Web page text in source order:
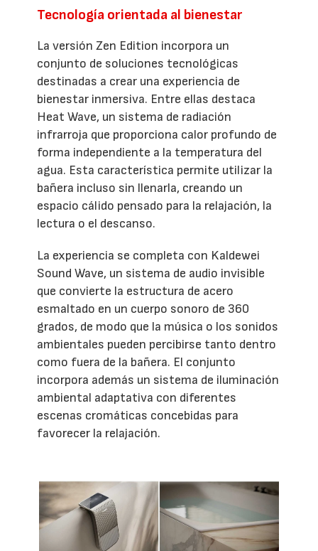
Tecnología orientada al bienestar
La versión Zen Edition incorpora un
conjunto de soluciones tecnológicas
destinadas a crear una experiencia de
bienestar inmersiva. Entre ellas destaca
Heat Wave, un sistema de radiación
infrarroja que proporciona calor profundo de
forma independiente a la temperatura del
agua. Esta característica permite utilizar la
bañera incluso sin llenarla, creando un
espacio cálido pensado para la relajación, la
lectura o el descanso.
La experiencia se completa con Kaldewei
Sound Wave, un sistema de audio invisible
que convierte la estructura de acero
esmaltado en un cuerpo sonoro de 360
grados, de modo que la música o los sonidos
ambientales pueden percibirse tanto dentro
como fuera de la bañera. El conjunto
incorpora además un sistema de iluminación
ambiental adaptativa con diferentes
escenas cromáticas concebidas para
favorecer la relajación.